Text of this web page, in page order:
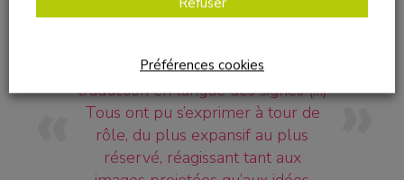
contre la mienne » a été un très
bien au delà d’une simple
traduction en langue des signes (…)
Tous ont pu s’exprimer à tour de
rôle, du plus expansif au plus
réservé, réagissant tant aux
Préférences cookies